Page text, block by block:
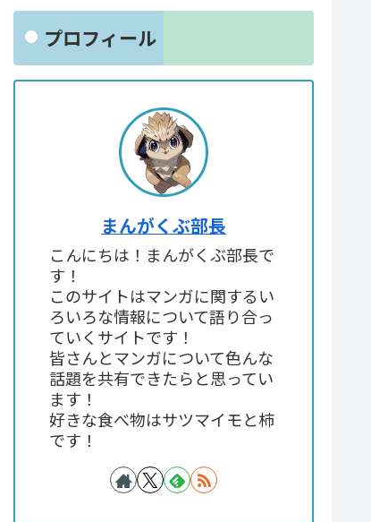
プロフィール
まんがくぶ部長
こんにちは！まんがくぶ部長で
す！
このサイトはマンガに関するい
ろいろな情報について語り合っ
ていくサイトです！
皆さんとマンガについて色んな
話題を共有できたらと思ってい
ます！
好きな食べ物はサツマイモと柿
です！